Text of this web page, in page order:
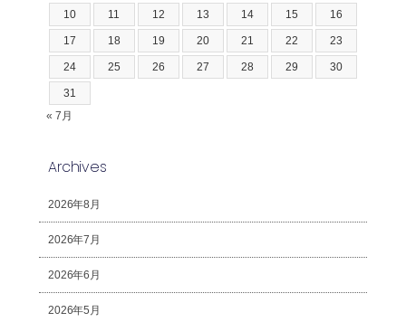
10 11 12 13 14 15 16
17 18 19 20 21 22 23
24 25 26 27 28 29 30
31
« 7月
Archives
2026年8月
2026年7月
2026年6月
2026年5月